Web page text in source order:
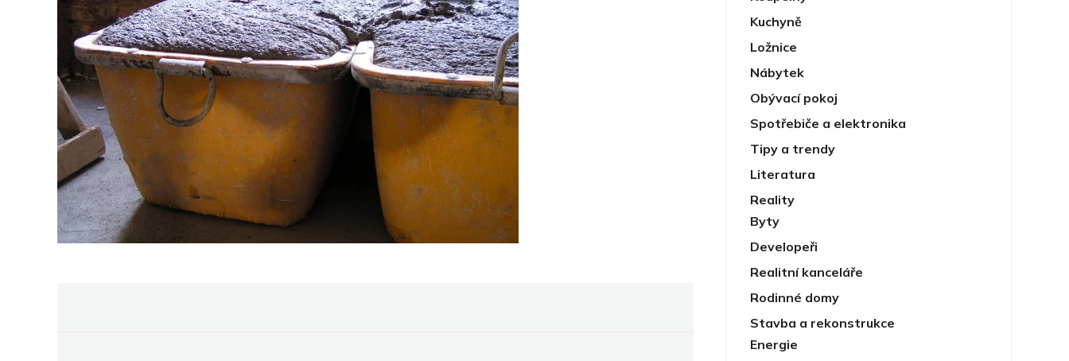
Kuchyně
Ložnice
Nábytek
Obývací pokoj
Spotřebiče a elektronika
Tipy a trendy
Literatura
Reality
Byty
Developeři
Realitní kanceláře
Rodinné domy
Stavba a rekonstrukce
Energie